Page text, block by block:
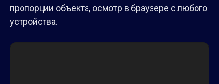
пропорции объекта, осмотр в браузере с любого
устройства.